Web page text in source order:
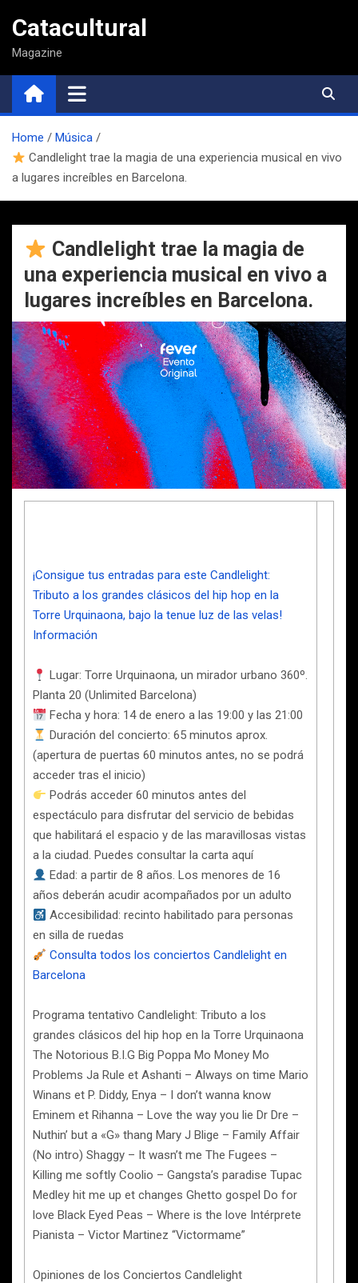
contenido
Catacultural
Magazine
Home
Música
Candlelight trae la magia de una experiencia musical en vivo
a lugares increíbles en Barcelona.
Candlelight trae la magia de
una experiencia musical en vivo a
lugares increíbles en Barcelona.
¡Consigue tus entradas para este Candlelight:
Tributo a los grandes clásicos del hip hop en la
Torre Urquinaona, bajo la tenue luz de las velas!
Información
Lugar: Torre Urquinaona, un mirador urbano 360º.
Planta 20 (Unlimited Barcelona)
Fecha y hora: 14 de enero a las 19:00 y las 21:00
Duración del concierto: 65 minutos aprox.
(apertura de puertas 60 minutos antes, no se podrá
acceder tras el inicio)
Podrás acceder 60 minutos antes del
espectáculo para disfrutar del servicio de bebidas
que habilitará el espacio y de las maravillosas vistas
a la ciudad. Puedes consultar la carta aquí
Edad: a partir de 8 años. Los menores de 16
años deberán acudir acompañados por un adulto
Accesibilidad: recinto habilitado para personas
en silla de ruedas
Consulta todos los conciertos Candlelight en
Barcelona
Programa tentativo Candlelight: Tributo a los
grandes clásicos del hip hop en la Torre Urquinaona
The Notorious B.I.G Big Poppa Mo Money Mo
Problems Ja Rule et Ashanti – Always on time Mario
Winans et P. Diddy, Enya – I don’t wanna know
Eminem et Rihanna – Love the way you lie Dr Dre –
Nuthin’ but a «G» thang Mary J Blige – Family Affair
(No intro) Shaggy – It wasn’t me The Fugees –
Killing me softly Coolio – Gangsta’s paradise Tupac
Medley hit me up et changes Ghetto gospel Do for
love Black Eyed Peas – Where is the love Intérprete
Pianista – Victor Martinez “Victormame”
Opiniones de los Conciertos Candlelight